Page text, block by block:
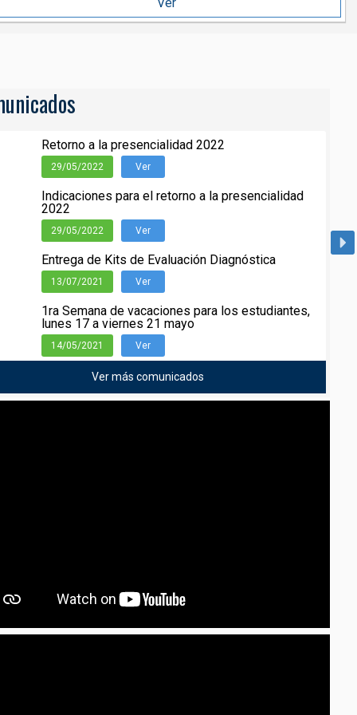
Retorno a la presencialidad 2022
29/05/2022 Ver
Indicaciones para el retorno a la presencialidad
2022
29/05/2022 Ver
Entrega de Kits de Evaluación Diagnóstica
13/07/2021 Ver
1ra Semana de vacaciones para los estudiantes,
lunes 17 a viernes 21 mayo
14/05/2021 Ver
Ver más comunicados